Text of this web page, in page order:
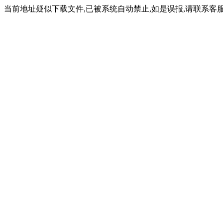
当前地址疑似下载文件,已被系统自动禁止,如是误报,请联系客